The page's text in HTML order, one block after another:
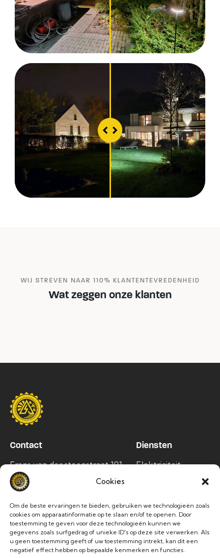
Cookies
Om de beste ervaringen te bieden, gebruiken we technologieën zoals
cookies om apparaatinformatie op te slaan en/of te openen. Door
toestemming te geven voor deze technologieën kunnen we
gegevens zoals surfgedrag of unieke ID's op deze site verwerken. Als
u geen toestemming geeft of uw toestemming intrekt, kan dit een
negatief effect hebben op bepaalde kenmerken en functies.
WIJ STREVEN NAAR 110% KLANTENTEVREDENHEID
Wat zeggen onze klanten
Contact
Frans van der steenstraat 191,
1750 Lennik
02 486 63 76
Diensten
Elektriciteit
Laadpalen
Socials